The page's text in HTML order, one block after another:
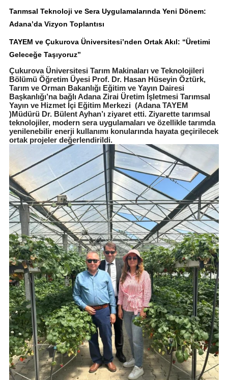
Tarımsal Teknoloji ve Sera Uygulamalarında Yeni Dönem:
Adana’da Vizyon Toplantısı
TAYEM ve Çukurova Üniversitesi’nden Ortak Akıl: “Üretimi
Geleceğe Taşıyoruz”
Çukurova Üniversitesi Tarım Makinaları ve Teknolojileri
Bölümü Öğretim Üyesi Prof. Dr. Hasan Hüseyin Öztürk,
Tarım ve Orman Bakanlığı Eğitim ve Yayın Dairesi
Başkanlığı’na bağlı Adana Zirai Üretim İşletmesi Tarımsal
Yayın ve Hizmet İçi Eğitim Merkezi (Adana TAYEM
)Müdürü Dr. Bülent Ayhan’ı ziyaret etti. Ziyarette tarımsal
teknolojiler, modern sera uygulamaları ve özellikle tarımda
yenilenebilir enerji kullanımı konularında hayata geçirilecek
ortak projeler değerlendirildi.